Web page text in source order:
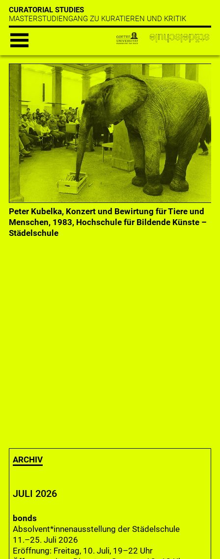
CURATORIAL STUDIES
MASTERSTUDIENGANG ZU KURATIEREN UND KRITIK
Peter Kubelka, Konzert und Bewirtung für Tiere und
Menschen, 1983, Hochschule für Bildende Künste –
Städelschule
ARCHIV
JULI 2026
bonds
Absolvent*innenausstellung der Städelschule
11.–25. Juli 2026
Eröffnung: Freitag, 10. Juli, 19–22 Uhr